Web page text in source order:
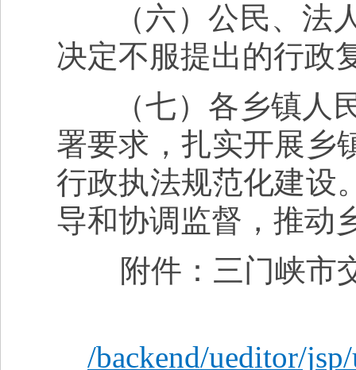
（六）公民、法人
决定不服提出的行政
（七）各乡镇人民
署要求，扎实开展乡
行政执法规范化建设
导和协调监督，推动
附件：三门峡市交
/backend/ueditor/